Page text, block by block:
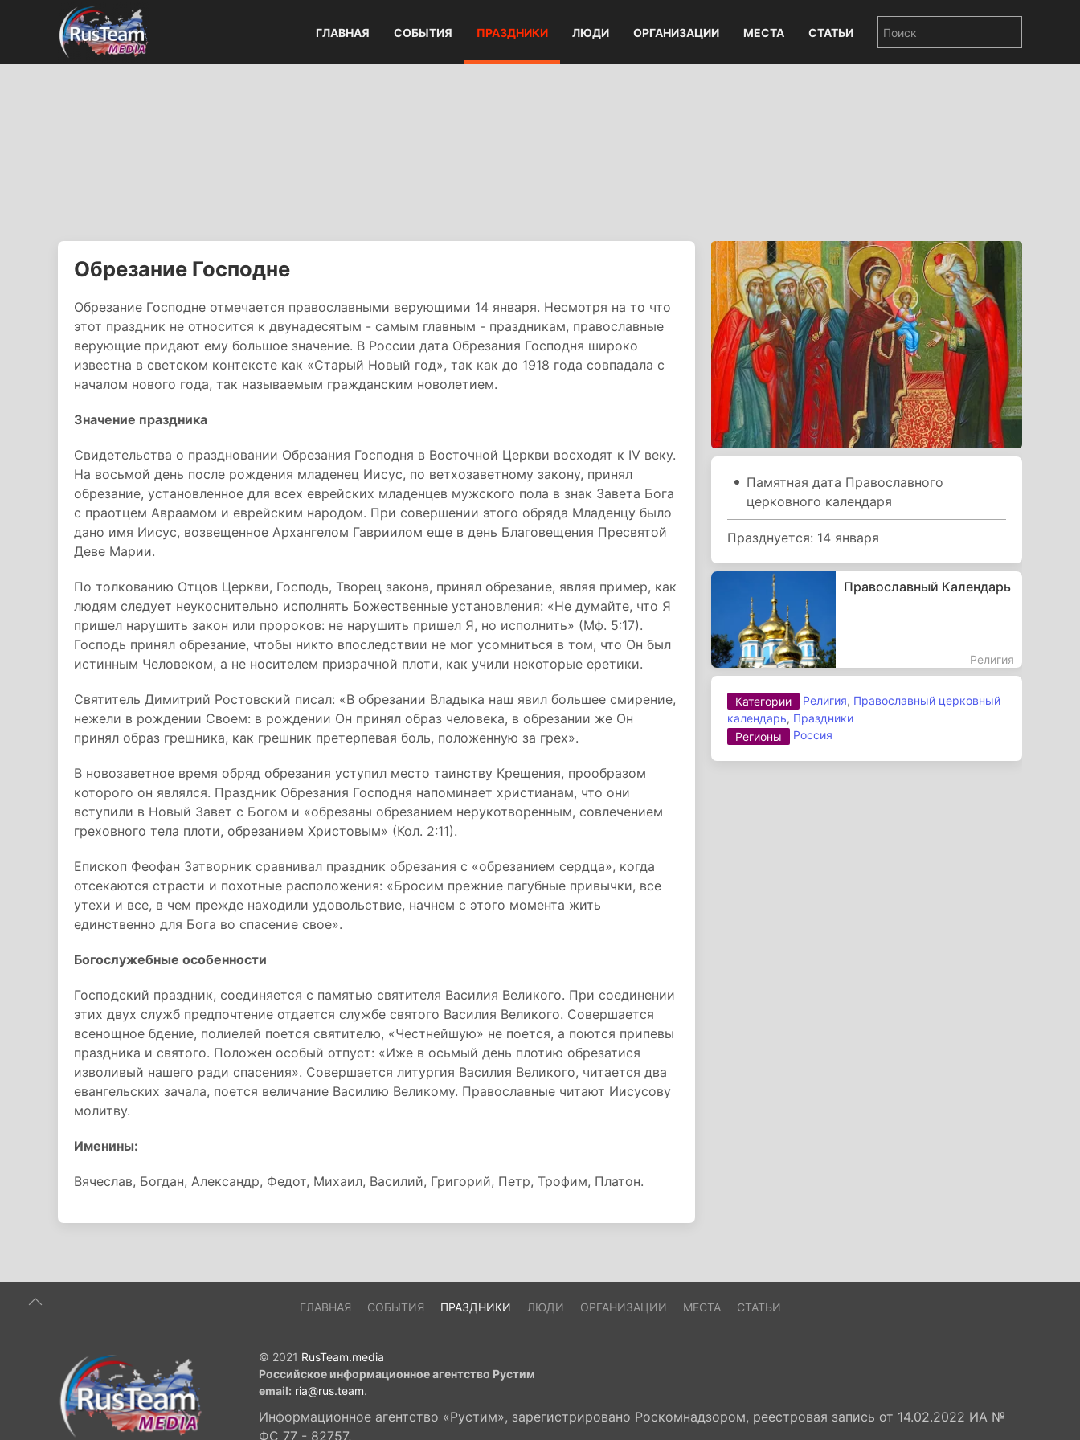
ГЛАВНАЯ СОБЫТИЯ ПРАЗДНИКИ ЛЮДИ ОРГАНИЗАЦИИ МЕСТА СТАТЬИ
Обрезание Господне
Обрезание Господне отмечается православными верующими 14 января. Несмотря на то что
этот праздник не относится к двунадесятым - самым главным - праздникам, православные
верующие придают ему большое значение. В России дата Обрезания Господня широко
известна в светском контексте как «Старый Новый год», так как до 1918 года совпадала с
началом нового года, так называемым гражданским новолетием.
Значение праздника
Свидетельства о праздновании Обрезания Господня в Восточной Церкви восходят к IV веку.
На восьмой день после рождения младенец Иисус, по ветхозаветному закону, принял
обрезание, установленное для всех еврейских младенцев мужского пола в знак Завета Бога
с праотцем Авраамом и еврейским народом. При совершении этого обряда Младенцу было
дано имя Иисус, возвещенное Архангелом Гавриилом еще в день Благовещения Пресвятой
Деве Марии.
По толкованию Отцов Церкви, Господь, Творец закона, принял обрезание, являя пример, как
людям следует неукоснительно исполнять Божественные установления: «Не думайте, что Я
пришел нарушить закон или пророков: не нарушить пришел Я, но исполнить» (Мф. 5:17).
Господь принял обрезание, чтобы никто впоследствии не мог усомниться в том, что Он был
истинным Человеком, а не носителем призрачной плоти, как учили некоторые еретики.
Святитель Димитрий Ростовский писал: «В обрезании Владыка наш явил большее смирение,
нежели в рождении Своем: в рождении Он принял образ человека, в обрезании же Он
принял образ грешника, как грешник претерпевая боль, положенную за грех».
В новозаветное время обряд обрезания уступил место таинству Крещения, прообразом
которого он являлся. Праздник Обрезания Господня напоминает христианам, что они
вступили в Новый Завет с Богом и «обрезаны обрезанием нерукотворенным, совлечением
греховного тела плоти, обрезанием Христовым» (Кол. 2:11).
Епископ Феофан Затворник сравнивал праздник обрезания с «обрезанием сердца», когда
отсекаются страсти и похотные расположения: «Бросим прежние пагубные привычки, все
утехи и все, в чем прежде находили удовольствие, начнем с этого момента жить
единственно для Бога во спасение свое».
Богослужебные особенности
Господский праздник, соединяется с памятью святителя Василия Великого. При соединении
этих двух служб предпочтение отдается службе святого Василия Великого. Совершается
всенощное бдение, полиелей поется святителю, «Честнейшую» не поется, а поются припевы
праздника и святого. Положен особый отпуст: «Иже в осьмый день плотию обрезатися
изволивый нашего ради спасения». Совершается литургия Василия Великого, читается два
евангельских зачала, поется величание Василию Великому. Православные читают Иисусову
молитву.
Именины:
Вячеслав, Богдан, Александр, Федот, Михаил, Василий, Григорий, Петр, Трофим, Платон.
Памятная дата Православного
церковного календаря
Празднуется: 14 января
Православный Календарь
Религия
Категории Религия, Православный церковный
календарь, Праздники
Регионы
Россия
ГЛАВНАЯ СОБЫТИЯ ПРАЗДНИКИ ЛЮДИ ОРГАНИЗАЦИИ МЕСТА СТАТЬИ
© 2021 RusTeam.media
Российское информационное агентство Рустим
email: ria@rus.team.
Информационное агентство «Рустим», зарегистрировано Роскомнадзором, реестровая запись от 14.02.2022 ИА №
ФС 77 - 82757,